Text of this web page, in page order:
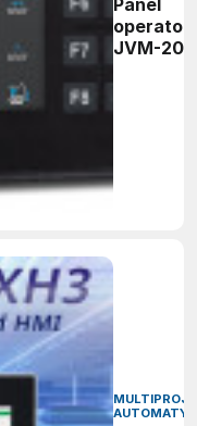
Panel
JVM-205